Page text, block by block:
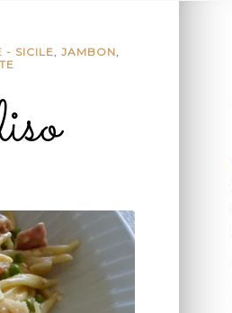
- SICILE, JAMBON,